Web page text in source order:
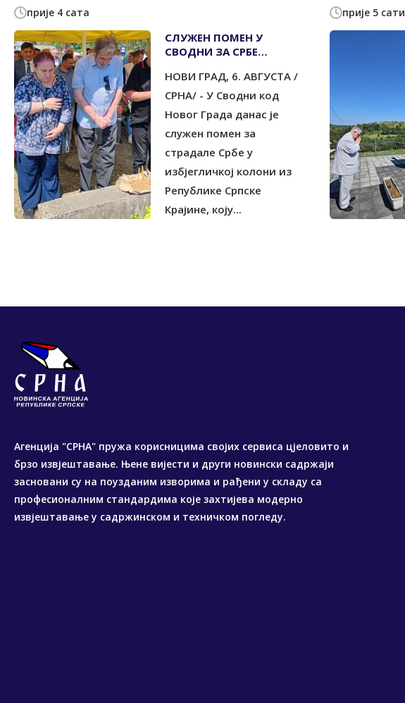
прије 4 сата
СЛУЖЕН ПОМЕН У
СВОДНИ ЗА СРБЕ
ИЗБЈЕГЛИЧКОЈ КОЛОНИ
1995.
НОВИ ГРАД, 6. АВГУСТА /
СРНА/ - У Сводни код
Новог Града данас је
служен помен за
страдале Србе у
избјегличкој колони из
Републике Српске
Крајине, коју...
прије 5 сати
Агенција "СРНА" пружа корисницима својих сервиса цјеловито и
брзо извјештавање. Њене вијести и други новински садржаји
засновани су на поузданим изворима и рађени у складу са
професионалним стандардима које захтијева модерно
извјештавање у садржинском и техничком погледу.